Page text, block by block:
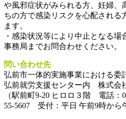
や風邪症状がみられる方、妊婦、
ちの方で感染リスクを心配される
ます。
・感染状況等により中止となる
事務局までお問合わせください。
問い合わせ先
弘前市一体的実施事業における委
弘前就労支援センター内 株式会
（駅前町9-20 ヒロロ３階 電話：
55-5607 受付：平日 午前9時から